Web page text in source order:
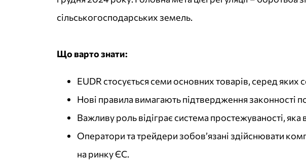
сільськогосподарських земель.
Що варто знати:
EUDR стосується семи основних товарів, серед яких
Нові правила вимагають підтвердження законності
Важливу роль відіграє система простежуваності,
Оператори та трейдери зобов’язані здійснювати
на ринку ЄС.